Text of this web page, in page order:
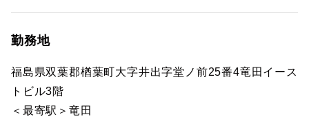
勤務地
福島県双葉郡楢葉町大字井出字堂ノ前25番4竜田イース
トビル3階
＜最寄駅＞竜田